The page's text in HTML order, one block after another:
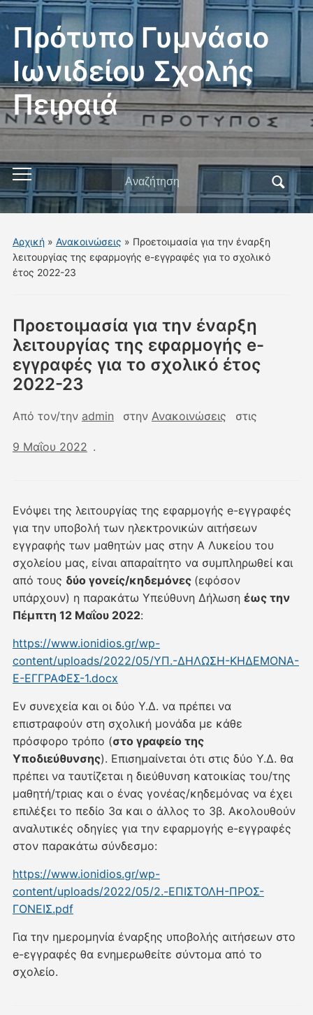
Πρότυπο Γυμνάσιο
Ιωνιδείου Σχολής
Πειραιά
Εναλλαγή
του
μενού
για
κινητά
Αναζήτηση
για:
Αρχική» Ανακοινώσεις » Προετοιμασία για την έναρξη
λειτουργίας της εφαρμογής e-εγγραφές για το σχολικό
έτος 2022-23
Προετοιμασία για την έναρξη
λειτουργίας της εφαρμογής e-
εγγραφές για το σχολικό έτος
2022-23
Από τον/την admin στην Ανακοινώσεις στις
9 Μαΐου 2022 .
Ενόψει της λειτουργίας της εφαρμογής e-εγγραφές
για την υποβολή των ηλεκτρονικών αιτήσεων
εγγραφής των μαθητών μας στην Α Λυκείου του
σχολείου μας, είναι απαραίτητο να συμπληρωθεί και
από τους δύο γονείς/κηδεμόνες (εφόσον
υπάρχουν) η παρακάτω Υπεύθυνη Δήλωση έως την
Πέμπτη 12 Μαΐου 2022:
https://www.ionidios.gr/wp-
content/uploads/2022/05/ΥΠ.-ΔΗΛΩΣΗ-ΚΗΔΕΜΟΝΑ-
Ε-ΕΓΓΡΑΦΕΣ-1.docx
Εν συνεχεία και οι δύο Υ.Δ. να πρέπει να
επιστραφούν στη σχολική μονάδα με κάθε
πρόσφορο τρόπο (στο γραφείο της
Υποδιεύθυνσης). Επισημαίνεται ότι στις δύο Υ.Δ. θα
πρέπει να ταυτίζεται η διεύθυνση κατοικίας του/της
μαθητή/τριας και ο ένας γονέας/κηδεμόνας να έχει
επιλέξει το πεδίο 3α και ο άλλος το 3β. Ακολουθούν
αναλυτικές οδηγίες για την εφαρμογής e-εγγραφές
στον παρακάτω σύνδεσμο:
https://www.ionidios.gr/wp-
content/uploads/2022/05/2.-ΕΠΙΣΤΟΛΗ-ΠΡΟΣ-
ΓΟΝΕΙΣ.pdf
Για την ημερομηνία έναρξης υποβολής αιτήσεων στο
e-εγγραφές θα ενημερωθείτε σύντομα από το
σχολείο.